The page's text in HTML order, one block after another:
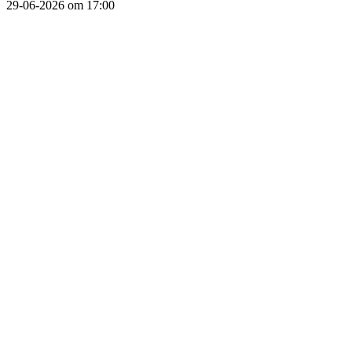
29-06-2026 om 17:00